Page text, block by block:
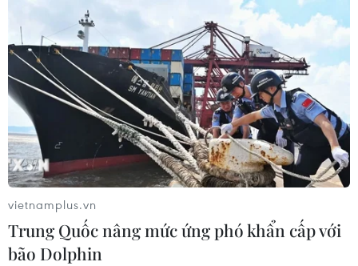
vietnamplus.vn
Trung Quốc nâng mức ứng phó khẩn cấp với
bão Dolphin